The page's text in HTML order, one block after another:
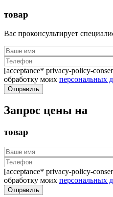
товар
Вас проконсультирует
[acceptance* privacy-policy-
обработку моих персональных
Запрос цены на
товар
[acceptance* privacy-policy-
обработку моих персональных